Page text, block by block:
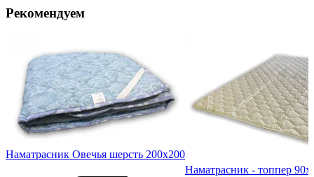
Рекомендуем
Наматрасник Овечья шерсть 200х200
Наматрасник - топпер